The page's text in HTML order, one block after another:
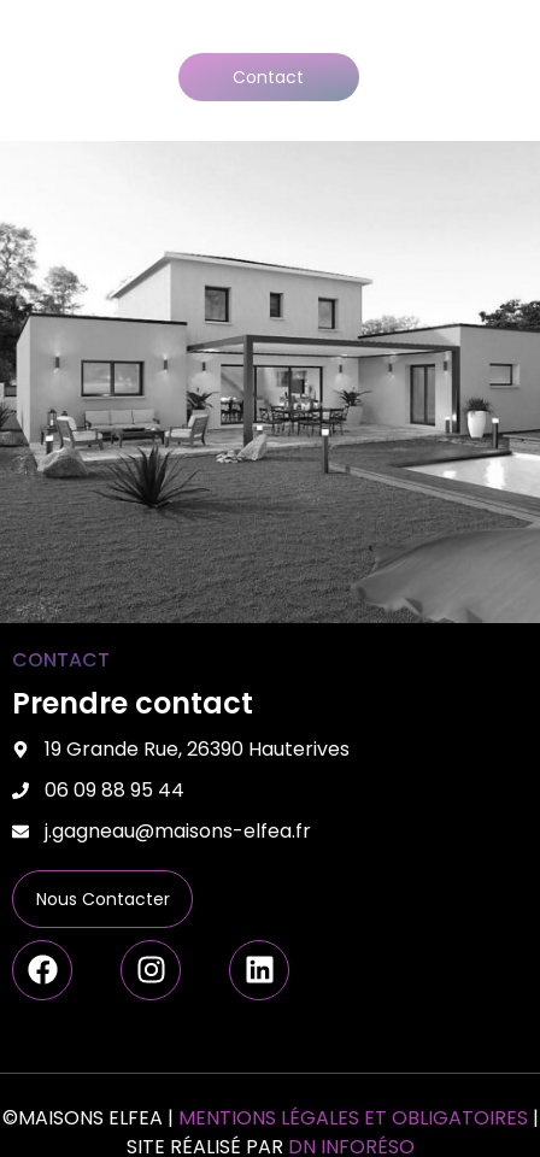
Contact
CONTACT
Prendre contact
19 Grande Rue, 26390 Hauterives
06 09 88 95 44
j.gagneau@maisons-elfea.fr
Nous Contacter
©MAISONS ELFEA | MENTIONS LÉGALES ET OBLIGATOIRES |
SITE RÉALISÉ PAR DN INFORÉSO